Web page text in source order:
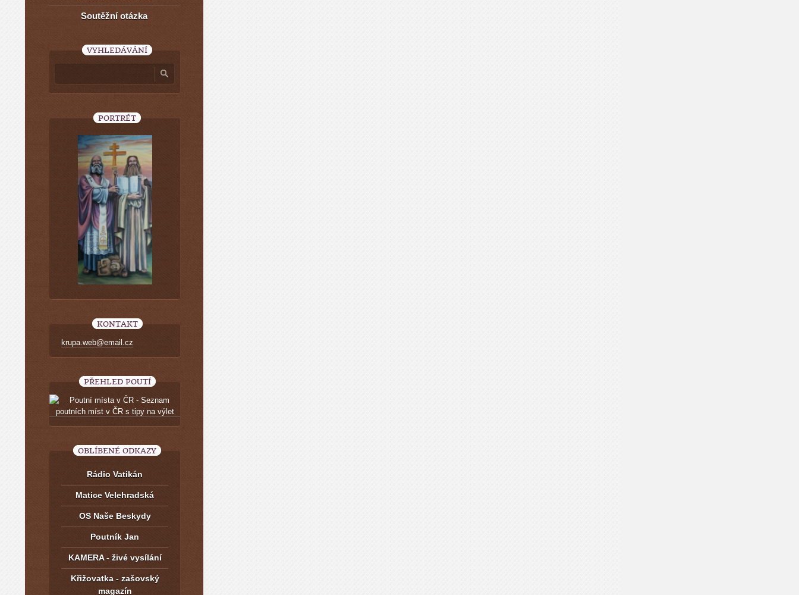
Soutěžní otázka
VYHLEDÁVÁNÍ
PORTRÉT
KONTAKT
krupa.web@email.cz
PŘEHLED POUTÍ
OBLÍBENÉ ODKAZY
Rádio Vatikán
Matice Velehradská
OS Naše Beskydy
Poutník Jan
KAMERA - živé vysílání
Křižovatka - zašovský
magazín